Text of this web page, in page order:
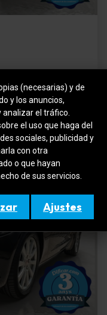
Cuota mensual
313 €
(necesarias) y de
y los anuncios,
el tráfico.
el uso que haga del
sociales, publicidad y
con otra
o que hayan
de sus servicios.
Ajustes